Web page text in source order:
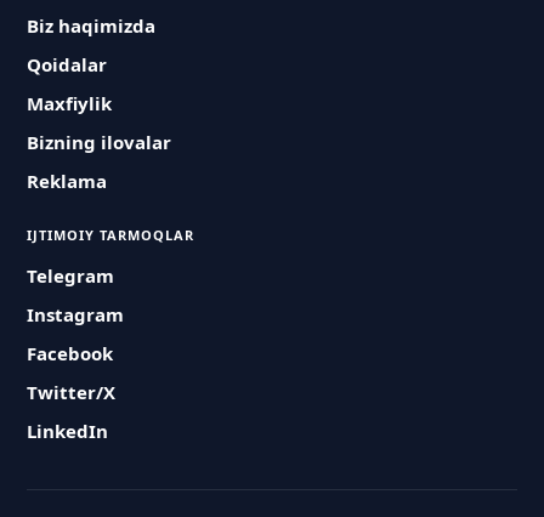
Biz haqimizda
Qoidalar
Maxfiylik
Bizning ilovalar
Reklama
IJTIMOIY TARMOQLAR
Telegram
Instagram
Facebook
Twitter/X
LinkedIn